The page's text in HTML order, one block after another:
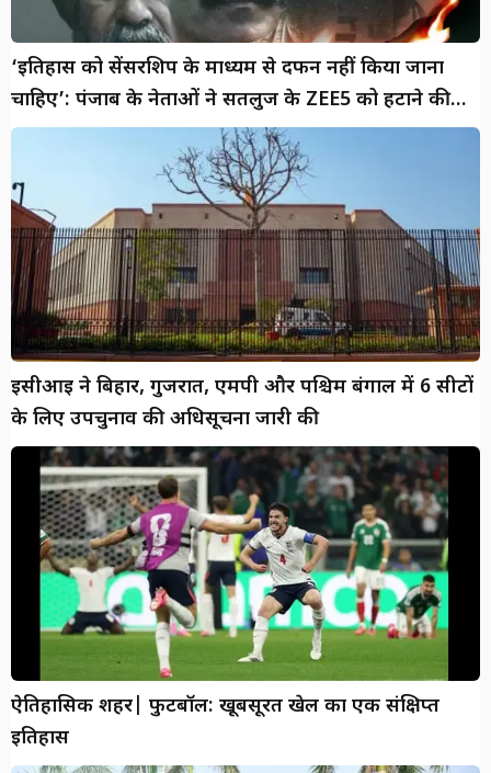
‘इतिहास को सेंसरशिप के माध्यम से दफन नहीं किया जाना
चाहिए’: पंजाब के नेताओं ने सतलुज के ZEE5 को हटाने की
निंदा की
ईसीआई ने बिहार, गुजरात, एमपी और पश्चिम बंगाल में 6 सीटों
के लिए उपचुनाव की अधिसूचना जारी की
ऐतिहासिक शहर| फुटबॉल: खूबसूरत खेल का एक संक्षिप्त
इतिहास